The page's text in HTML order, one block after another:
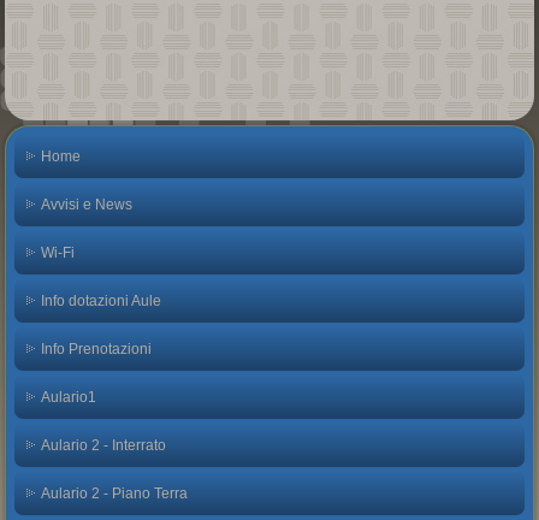
Home
Avvisi e News
Wi-Fi
Info dotazioni Aule
Info Prenotazioni
Aulario1
Aulario 2 - Interrato
Aulario 2 - Piano Terra